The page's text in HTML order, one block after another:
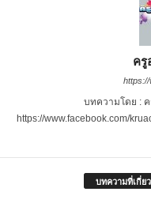
ครู
บทความโดย :
https://www.facebook.com/
บทความที่เกี่ย